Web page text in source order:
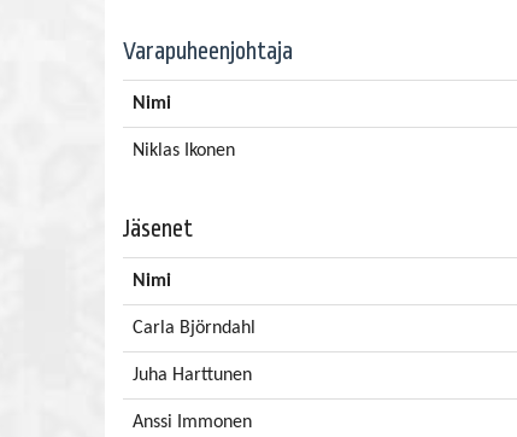
Varapuheenjohtaja
Nimi
Niklas Ikonen
Jäsenet
Nimi
Carla Björndahl
Juha Harttunen
Anssi Immonen